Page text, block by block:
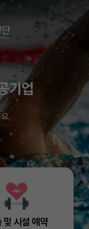
기업
.
및 시설 예약